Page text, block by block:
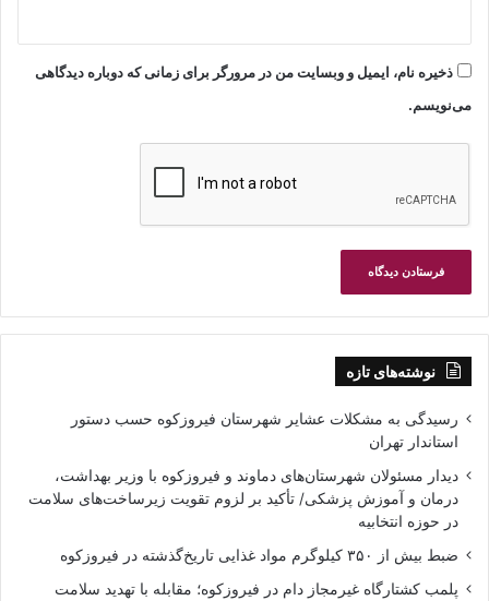
ذخیره نام، ایمیل و وبسایت من در مرورگر برای زمانی که دوباره دیدگاهی
می‌نویسم.
نوشته‌های تازه
رسیدگی به مشکلات عشایر شهرستان فیروزکوه حسب دستور
استاندار تهران
دیدار مسئولان شهرستان‌های دماوند و فیروزکوه با وزیر بهداشت،
درمان و آموزش پزشکی/ تأکید بر لزوم تقویت زیرساخت‌های سلامت
در حوزه انتخابیه
ضبط بیش از ۳۵۰ کیلوگرم مواد غذایی تاریخ‌گذشته در فیروزکوه
پلمب کشتارگاه غیرمجاز دام در فیروزکوه؛ مقابله با تهدید سلامت